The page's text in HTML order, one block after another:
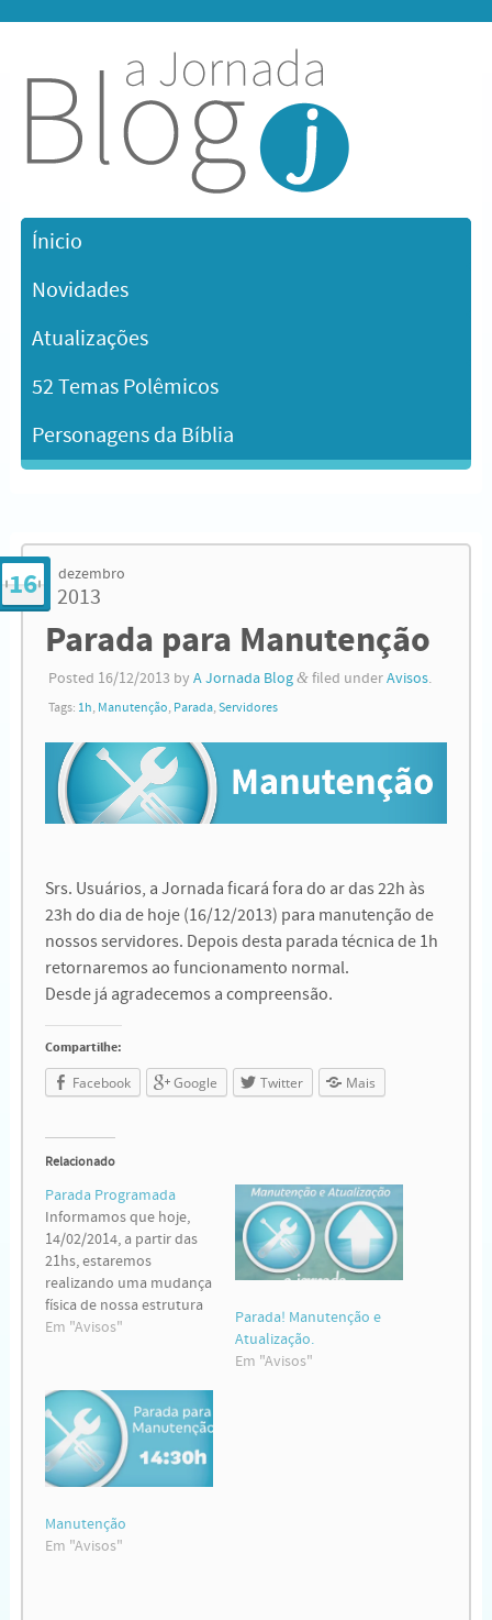
Ínicio
Novidades
Atualizações
52 Temas Polêmicos
Personagens da Bíblia
16 dezembro
2013
Parada para Manutenção
Posted 16/12/2013 by A Jornada Blog &filed underAvisos.
Tags: 1h, Manutenção, Parada, Servidores
Srs. Usuários, a Jornada ficará fora do ar das 22h às
23h do dia de hoje (16/12/2013) para manutenção de
nossos servidores. Depois desta parada técnica de 1h
retornaremos ao funcionamento normal.
Desde já agradecemos a compreensão.
Compartilhe:
Facebook Google Twitter Mais
Relacionado
Parada Programada
Informamos que hoje,
14/02/2014, a partir das
21hs, estaremos
realizando uma mudança
física de nossa estrutura
de servidores. Estamos
parada, podendo ser
menor, ou maior em caso
de algum imprevisto não
esperado. Durante este
período a Jornada ficará
Em "Avisos"
Parada! Manutenção e
Atualização.
Em "Avisos"
Manutenção
Em "Avisos"